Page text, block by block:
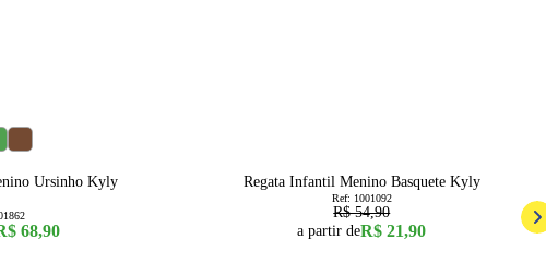
Ursinho Kyly
68,90
Regata Infantil Menino Basquete Kyly
Ref: 1001092
R$ 54,90
a partir deR$ 21,90